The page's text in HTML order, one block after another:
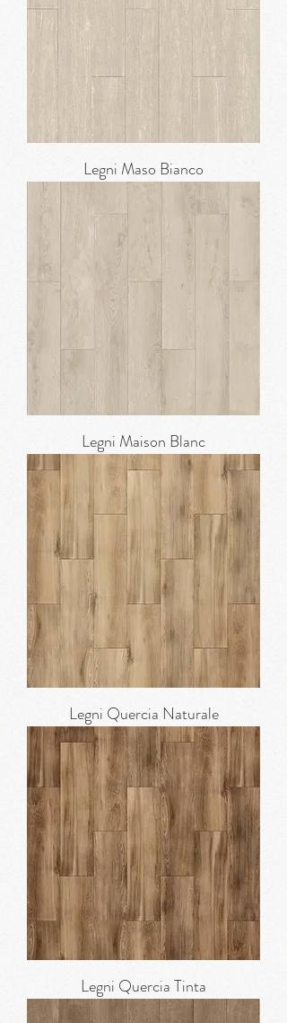
Legni Maso Bianco
Legni Maison Blanc
Legni Quercia Naturale
Legni Quercia Tinta